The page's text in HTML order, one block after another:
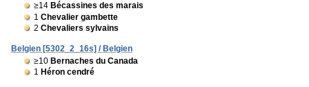
≥14 Bécassines des marais
1 Chevalier gambette
2 Chevaliers sylvains
Belgien [5302_2_16s] / Belgien
≥10 Bernaches du Canada
1 Héron cendré